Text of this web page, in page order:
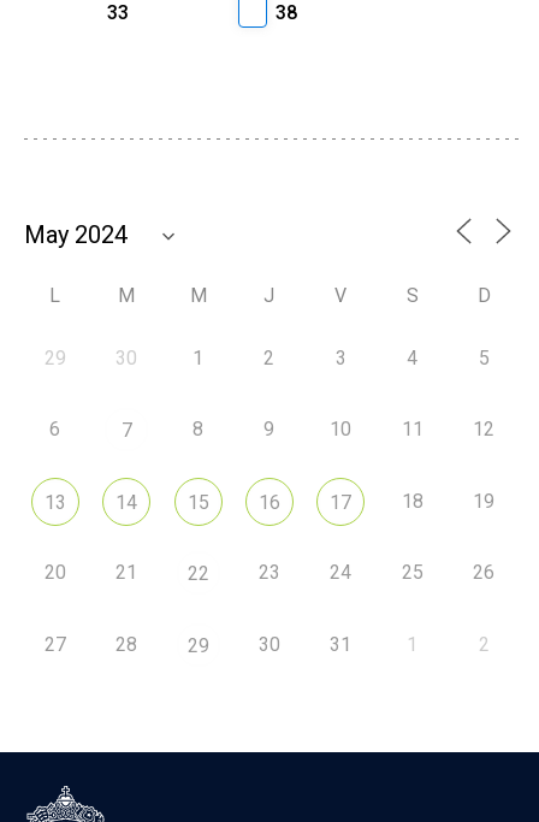
33
38
L M M J V S D
29 30 1 2 3 4 5
6 7 8 9 10 11 12
13 14 15 16 17 18 19
20 21 22 23 24 25 26
27 28 29 30 31 1 2